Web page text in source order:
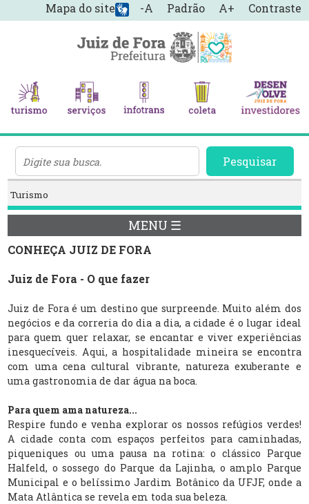
-A Padrão A+ Contraste
Mapa do site
Pesquisar
Turismo
MENU ☰
CONHEÇA JUIZ DE FORA
Juiz de Fora - O que fazer
Juiz de Fora é um destino que surpreende. Muito além dos
negócios e da correria do dia a dia, a cidade é o lugar ideal
para quem quer relaxar, se encantar e viver experiências
inesquecíveis. Aqui, a hospitalidade mineira se encontra
com uma cena cultural vibrante, natureza exuberante e
uma gastronomia de dar água na boca.
Para quem ama natureza...
Respire fundo e venha explorar os nossos refúgios verdes!
A cidade conta com espaços perfeitos para caminhadas,
piqueniques ou uma pausa na rotina: o clássico Parque
Halfeld, o sossego do Parque da Lajinha, o amplo Parque
Municipal e o belíssimo Jardim Botânico da UFJF, onde a
Mata Atlântica se revela em toda sua beleza.